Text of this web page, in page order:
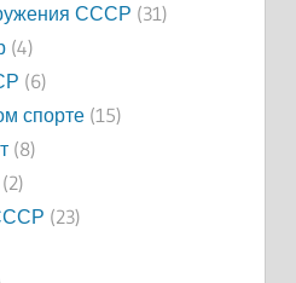
СССР (31)
(4)
(6)
спорте(15)
(8)
(23)